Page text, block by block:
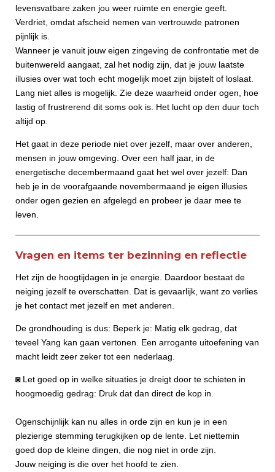
levensvatbare zaken jou weer ruimte en energie geeft.
Verdriet, omdat afscheid nemen van vertrouwde patronen
pijnlijk is.
Wanneer je vanuit jouw eigen zingeving de confrontatie met de
buitenwereld aangaat, zal het nodig zijn, dat je jouw laatste
illusies over wat toch echt mogelijk moet zijn bijstelt of loslaat.
Lang niet alles is mogelijk. Zie deze waarheid onder ogen, hoe
lastig of frustrerend dit soms ook is. Het lucht op den duur toch
altijd op.
Het gaat in deze periode niet over jezelf, maar over anderen,
mensen in jouw omgeving. Over een half jaar, in de
energetische decembermaand gaat het wel over jezelf: Dan
heb je in de voorafgaande novembermaand je eigen illusies
onder ogen gezien en afgelegd en probeer je daar mee te
leven.
Vragen en items ter bezinning en reflectie
Het zijn de hoogtijdagen in je energie. Daardoor bestaat de
neiging jezelf te overschatten. Dat is gevaarlijk, want zo verlies
je het contact met jezelf en met anderen.
De grondhouding is dus: Beperk je: Matig elk gedrag, dat
teveel Yang kan gaan vertonen. Een arrogante uitoefening van
macht leidt zeer zeker tot een nederlaag.
◙ Let goed op in welke situaties je dreigt door te schieten in
hoogmoedig gedrag: Druk dat dan direct de kop in.
Ogenschijnlijk kan nu alles in orde zijn en kun je in een
plezierige stemming terugkijken op de lente. Let niettemin
goed dop de kleine dingen, die nog niet in orde zijn.
Jouw neiging is die over het hoofd te zien.